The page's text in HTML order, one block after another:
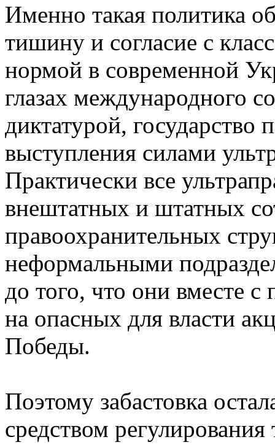
Именно такая политика
тишину и согласие с
нормой в современной
глазах международного
диктатурой, государство
выступления силами
Практически все
внештатных и штатных
правоохранительных
неформальными
до того, что они вместе
на опасных для власти
Победы.
Поэтому забастовка
средством